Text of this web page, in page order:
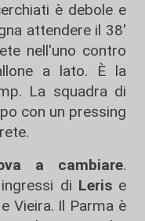
è debole e
attendere il 38'
nell'uno contro
a lato. È la
La squadra di
con un pressing
a cambiare.
di Lerise
Vieira. Il Parma è